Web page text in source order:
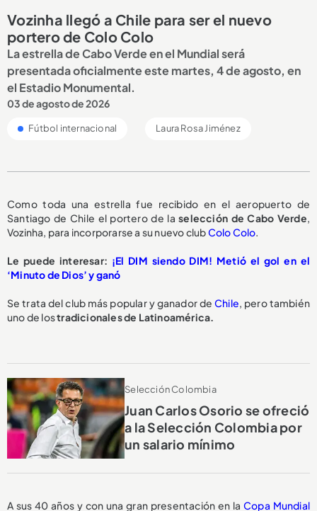
Vozinha llegó a Chile para ser el nuevo
portero de Colo Colo
La estrella de Cabo Verde en el Mundial será
presentada oficialmente este martes, 4 de agosto, en
el Estadio Monumental.
03 de agosto de 2026
Fútbol internacional Laura Rosa Jiménez
Como toda una estrella fue recibido en el aeropuerto de
Santiago de Chile el portero de laselección de Cabo Verde,
Vozinha, para incorporarse a su nuevo clubColo Colo.
Le puede interesar: ¡El DIM siendo DIM! Metió el gol en el
‘Minuto de Dios’ y ganó
Se trata del club más popular y ganador de Chile, pero también
uno de lostradicionales de Latinoamérica.
Selección Colombia
Juan Carlos Osorio se ofreció
a la Selección Colombia por
un salario mínimo
A sus 40 años y con una gran presentación en laCopa Mundial